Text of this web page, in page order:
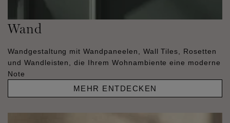
Wand
Wandgestaltung mit Wandpaneelen, Wall Tiles, Rosetten
und Wandleisten, die Ihrem Wohnambiente eine moderne
Note
MEHR ENTDECKEN